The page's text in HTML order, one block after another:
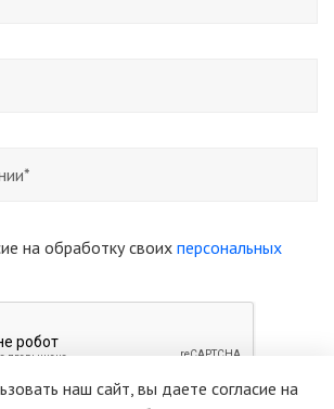
на обработку своих персональных
наш сайт, вы даете согласие на